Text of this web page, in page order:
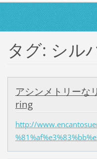
タグ: シル
アシンメトリー
ring
http://